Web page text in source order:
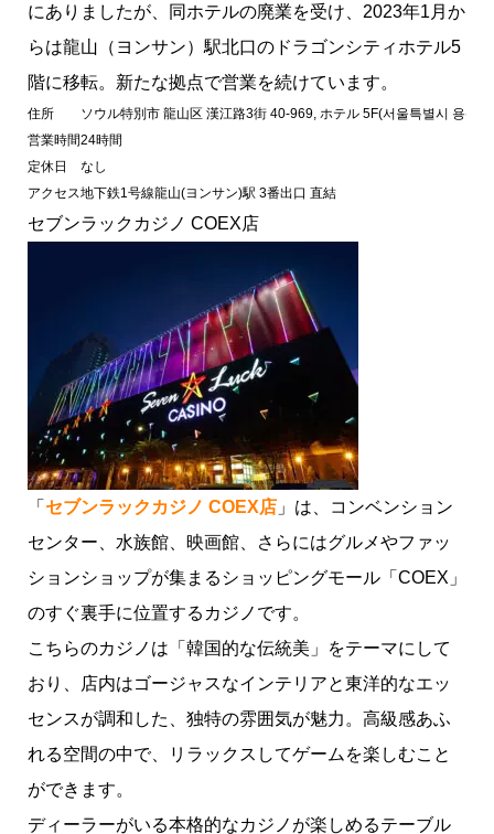
にありましたが、同ホテルの廃業を受け、2023年1月か
らは龍山（ヨンサン）駅北口のドラゴンシティホテル5
階に移転。新たな拠点で営業を続けています。
住所
ソウル特別市 龍山区 漢江路3街 40-969, ホテル 5F(서울특별시 용산
営業時間24時間
定休日
なし
アクセス地下鉄1号線龍山(ヨンサン)駅 3番出口 直結
セブンラックカジノ COEX店
「 セブンラックカジノ COEX店」は、コンベンション
センター、水族館、映画館、さらにはグルメやファッ
ションショップが集まるショッピングモール「COEX」
のすぐ裏手に位置するカジノです。
こちらのカジノは「韓国的な伝統美」をテーマにして
おり、店内はゴージャスなインテリアと東洋的なエッ
センスが調和した、独特の雰囲気が魅力。高級感あふ
れる空間の中で、リラックスしてゲームを楽しむこと
ができます。
ディーラーがいる本格的なカジノが楽しめるテーブル